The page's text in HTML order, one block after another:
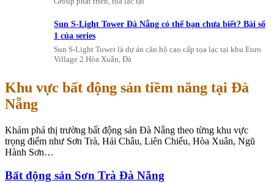
Sun S-Light Tower Đà Nẵng có thể bạn chưa biết? Bài số
1 của series
Sun S-Light Tower là dự án căn hộ cao cấp tọa lạc tại khu Euro
Village 2 Hòa Xuân, Đà
Khu vực bất động sản tiềm năng tại Đà
Nẵng
Khám phá thị trường bất động sản Đà Nẵng theo từng khu vực
trọng điểm như Sơn Trà, Hải Châu, Liên Chiểu, Hòa Xuân, Ngũ
Hành Sơn…
Bất động sản Sơn Trà Đà Nẵng